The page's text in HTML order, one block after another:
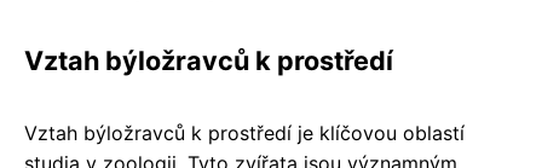
Vztah býložravců k prostředí
Vztah býložravců k prostředí je klíčovou oblastí
studia v zoologii. Tyto zvířata jsou významným